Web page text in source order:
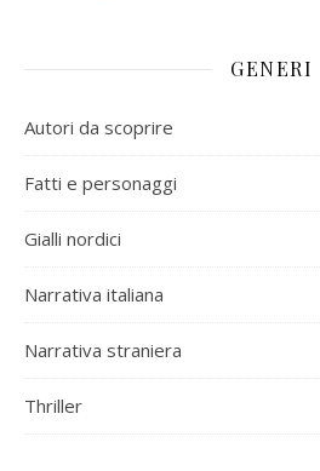
GENERI
Autori da scoprire
Fatti e personaggi
Gialli nordici
Narrativa italiana
Narrativa straniera
Thriller